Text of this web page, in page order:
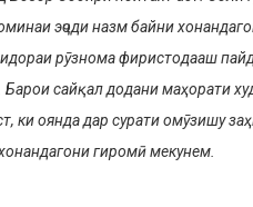
эҷоди назм байни
рӯзнома фиристодааш
сайқал додани маҳорати
ки оянда дар сурати омӯзишу
ги­ромӣ мекунем.